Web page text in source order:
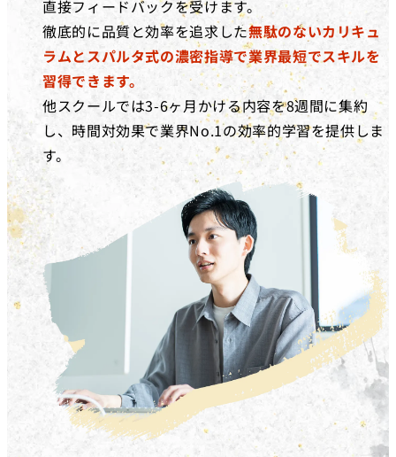
直接フィードバックを受けます。
徹底的に品質と効率を追求した無駄のないカリキュ
ラムとスパルタ式の濃密指導で業界最短でスキルを
習得できます。
他スクールでは3-6ヶ月かける内容を8週間に集約
し、時間対効果で業界No.1の効率的学習を提供しま
す。